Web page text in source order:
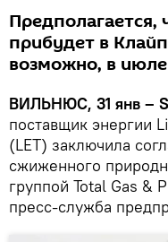
Предполагается,
прибудет в
возможно, в июле
ВИЛЬНЮС, 31 янв –
поставщик энергии
(LET) заключила
сжиженного
группой Total Gas &
пресс-служба